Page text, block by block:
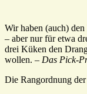
Wir haben (auch) den
– aber nur für etwa
drei Küken den
wollen. – Das Pick-
Die Rangordnung